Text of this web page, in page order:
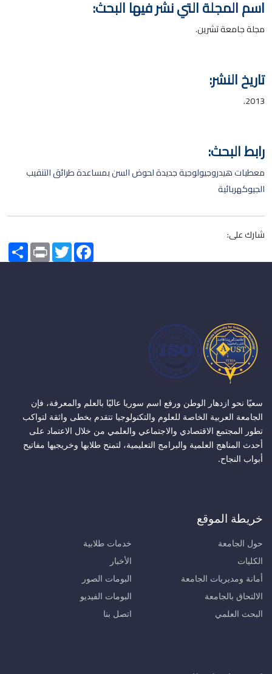
اسم المجلة التي نشر فيها البحث:
مجلة جامعة تشرين.
تاريخ النشر:
2013.
رابط البحث:
معطيات هيدروجيولوجية جديدة لحوض السن بمساعدة طرائق التنقيب
الجيوكهربائية
شارك على:
Share PrintTwitterFacebook
سعيًا نحو ازدهار الوطن ورفع اسم سوريا عاليًا بالعلم والمعرفة، فإن
الجامعة العربية الخاصة للعلوم والتكنولوجيا تتقدم بخطى واثقة لتواكب
تطور المجتمع الاقتصادي والاجتماعي والعلمي من خلال الاعتماد على
أحدث المناهج العلمية والبرامج التعليمية، لتمنح طلابها وخريجيها مفاتيح
أبواب النجاح.
خريطة الموقع
حول الجامعة
الكليات
أمانة ومديريات الجامعة
الالتحاق بالجامعة
البحث العلمي
خدمات طلابية
الأخبار
البومات الصور
البومات الفيديو
اتصل بنا